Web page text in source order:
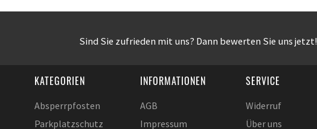
Sind Sie zufrieden mit uns? Dann bewerten Sie uns jetzt!
KATEGORIEN
Absperrpfosten
Parkplatzschutz
INFORMATIONEN
AGB
Impressum
SERVICE
Widerruf
Über uns